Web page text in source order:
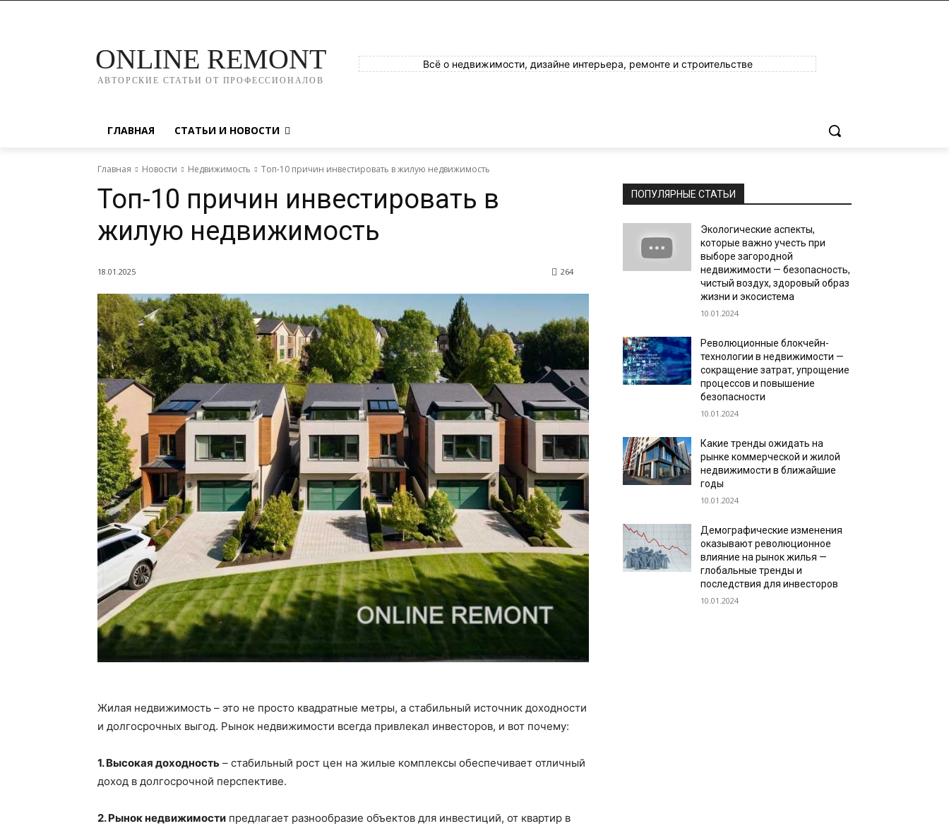
ONLINE REMONT
АВТОРСКИЕ СТАТЬИ ОТ ПРОФЕССИОНАЛОВ
Всё о недвижимости, дизайне интерьера, ремонте и строительстве
ГЛАВНАЯ СТАТЬИ И НОВОСТИ
Главная Новости Недвижимость Топ-10 причин инвестировать в жилую недвижимость
Топ-10 причин инвестировать в
жилую недвижимость
18.01.2025 264
Жилая недвижимость – это не просто квадратные метры, а стабильный источник доходности
и долгосрочных выгод. Рынок недвижимости всегда привлекал инвесторов, и вот почему:
1. Высокая доходность – стабильный рост цен на жилые комплексы обеспечивает отличный
доход в долгосрочной перспективе.
2. Рынок недвижимости предлагает разнообразие объектов для инвестиций, от квартир в
ПОПУЛЯРНЫЕ СТАТЬИ
Экологические аспекты,
которые важно учесть при
выборе загородной
недвижимости — безопасность,
чистый воздух, здоровый образ
жизни и экосистема
10.01.2024
Революционные блокчейн-
технологии в недвижимости —
сокращение затрат, упрощение
процессов и повышение
безопасности
10.01.2024
Какие тренды ожидать на
рынке коммерческой и жилой
недвижимости в ближайшие
годы
10.01.2024
Демографические изменения
оказывают революционное
влияние на рынок жилья —
глобальные тренды и
последствия для инвесторов
10.01.2024